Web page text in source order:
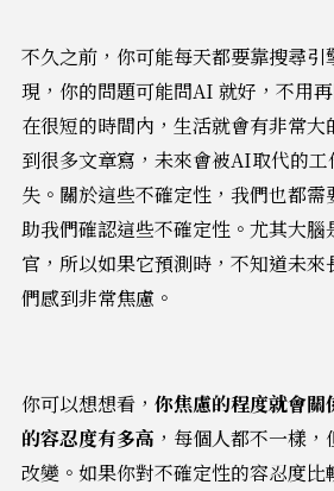
不久之前，你可能每天都要靠搜尋引
現，你的問題可能問AI 就好，不用
在很短的時間內，生活就會有非常
到很多文章寫，未來會被AI取代的
失。關於這些不確定性，我們也都需
助我們確認這些不確定性。尤其大腦
官，所以如果它預測時，不知道未
們感到非常焦慮。
你可以想想看， 你焦慮的程度就會
的容忍度有多高 ，每個人都不一樣
改變。如果你對不確定性的容忍度比